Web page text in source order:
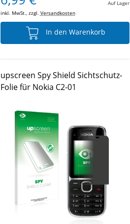
inkl. MwSt., zzgl. Versandkosten
Auf Lager
In den Warenkorb
upscreen Spy Shield Sichtschutz-
Folie für Nokia C2-01